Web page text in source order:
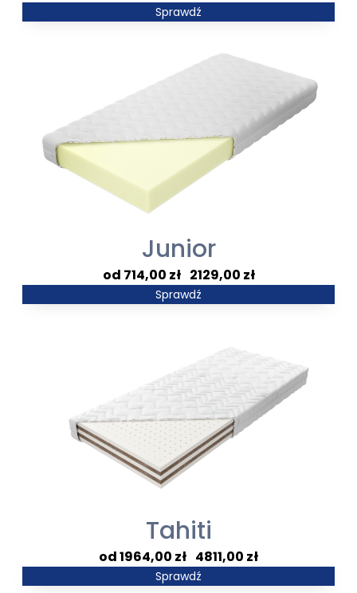
11799,00 zł
Sprawdź
Junior
714,00 zł– 2129,00 zł
Zakres
2129,00 zł
Sprawdź
Tahiti
1964,00 zł 4811,00 zł
Zakres
Sprawdź